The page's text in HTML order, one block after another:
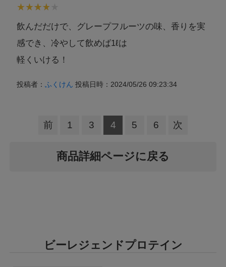
飲んだだけで、グレープフルーツの味、香りを実
感でき、冷やして飲めば1ℓは
軽くいける！
投稿者：ふくけん 投稿日時：2024/05/26 09:23:34
前 1 3 4 5 6 次
商品詳細ページに戻る
ビーレジェンドプロテイン